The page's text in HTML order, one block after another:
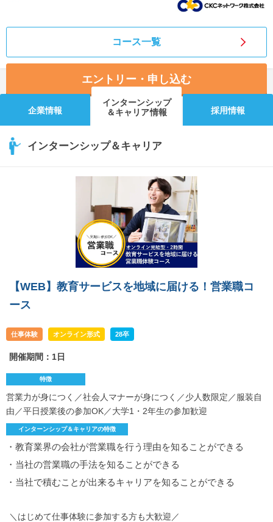
コース一覧
エントリー・申し込む
企業情報
インターンシップ
＆キャリア情報
採用情報
インターンシップ＆キャリア
【WEB】教育サービスを地域に届ける！営業職コ
ース
仕事体験 オンライン形式 28卒
開催期間：1日
特徴
営業力が身につく／社会人マナーが身につく／少人数限定／服装自
由／平日授業後の参加OK／大学1・2年生の参加歓迎
インターンシップ＆キャリアの特徴
・教育業界の会社が営業職を行う理由を知ることができる
・当社の営業職の手法を知ることができる
・当社で積むことが出来るキャリアを知ることができる
＼はじめて仕事体験に参加する方も大歓迎／